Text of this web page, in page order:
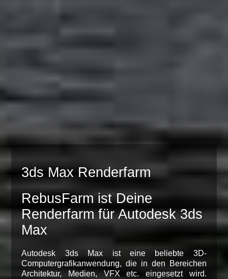
3ds Max Renderfarm
RebusFarm ist Deine
Renderfarm für Autodesk 3ds
Max
Autodesk 3ds Max ist eine beliebte 3D-
Computergrafikanwendung, die in den Bereichen
Architektur, Medien, VFX etc. eingesetzt wird.